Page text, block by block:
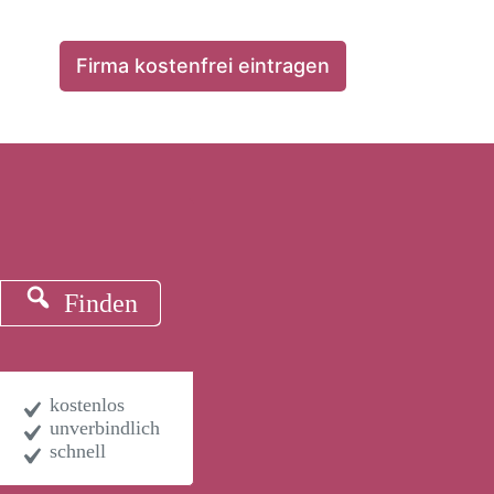
Firma kostenfrei eintragen
Finden
kostenlos
unverbindlich
schnell